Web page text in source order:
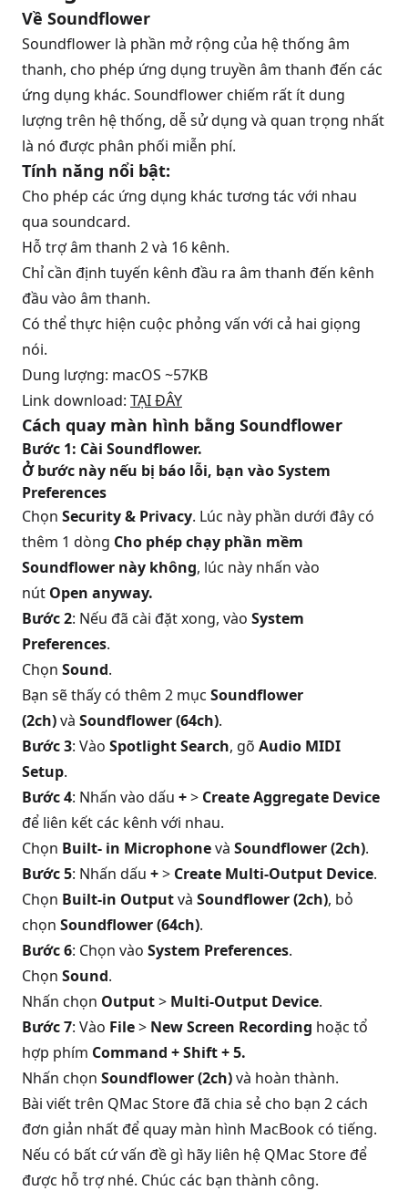
Về Soundflower
Soundflower là phần mở rộng của hệ thống âm
thanh, cho phép ứng dụng truyền âm thanh đến các
ứng dụng khác. Soundflower chiếm rất ít dung
lượng trên hệ thống, dễ sử dụng và quan trọng nhất
là nó được phân phối miễn phí.
Tính năng nổi bật:
Cho phép các ứng dụng khác tương tác với nhau
qua soundcard.
Hỗ trợ âm thanh 2 và 16 kênh.
Chỉ cần định tuyến kênh đầu ra âm thanh đến kênh
đầu vào âm thanh.
Có thể thực hiện cuộc phỏng vấn với cả hai giọng
nói.
Dung lượng: macOS ~57KB
Link download: TẠI ĐÂY
Cách quay màn hình bằng Soundflower
Bước 1: Cài Soundflower.
Ở bước này nếu bị báo lỗi, bạn vàoSystem
Preferences
Chọn Security & Privacy. Lúc này phần dưới đây có
thêm 1 dòng Cho phép chạy phần mềm
Soundflower này không, lúc này nhấn vào
nút Open anyway.
Bước 2: Nếu đã cài đặt xong, vào System
Preferences.
Chọn Sound.
Bạn sẽ thấy có thêm 2 mục Soundflower
(2ch)và Soundflower (64ch).
Bước 3: Vào Spotlight Search, gõ Audio MIDI
Setup.
Bước 4: Nhấn vào dấu +> Create Aggregate Device
để liên kết các kênh với nhau.
Chọn Built- in Microphonevà Soundflower (2ch).
Bước 5: Nhấn dấu +> Create Multi-Output Device.
Chọn Built-in Outputvà Soundflower (2ch), bỏ
chọn Soundflower (64ch).
Bước 6: Chọn vào System Preferences.
Chọn Sound.
Nhấn chọn Output> Multi-Output Device.
Bước 7: Vào File> New Screen Recording hoặc tổ
hợp phím Command + Shift + 5.
Nhấn chọn Soundflower (2ch)và hoàn thành.
Bài viết trên QMac Store đã chia sẻ cho bạn 2 cách
đơn giản nhất để quay màn hình MacBook có tiếng.
Nếu có bất cứ vấn đề gì hãy liên hệ QMac Store để
được hỗ trợ nhé. Chúc các bạn thành công.